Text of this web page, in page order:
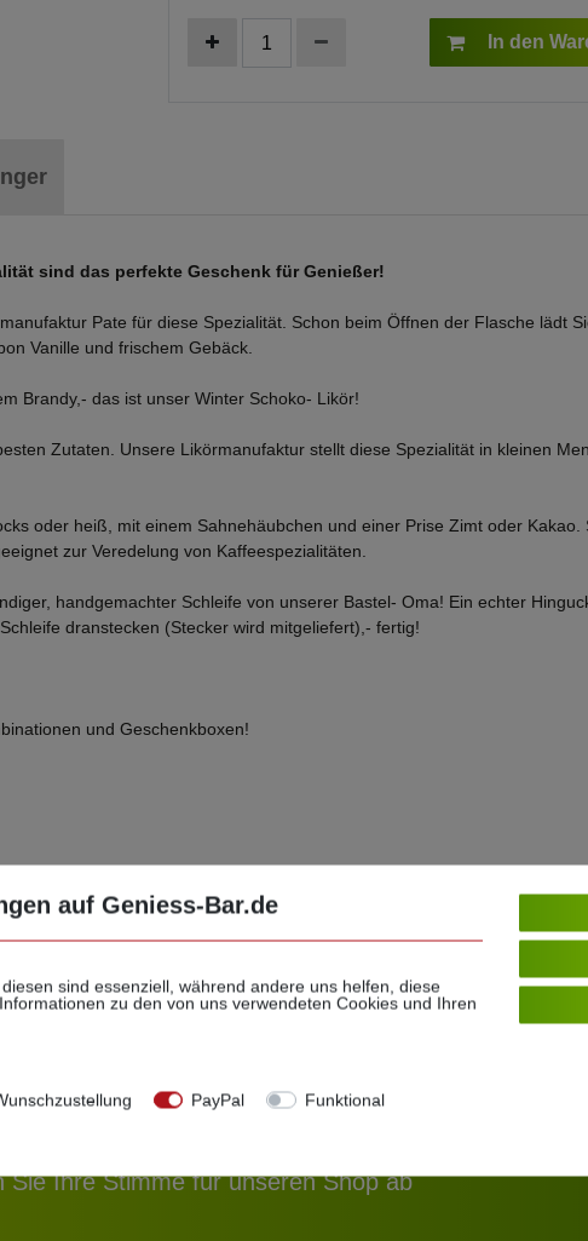
In den
sind das perfekte Geschenk für Genießer!
Pate für diese Spezialität. Schon beim Öffnen der Flasche lädt
Vanille und frischem Gebäck.
Brandy,- das ist unser Winter Schoko- Likör!
Zutaten. Unsere Likörmanufaktur stellt diese Spezialität in kleinen
oder heiß, mit einem Sahnehäubchen und einer Prise Zimt oder
zur Veredelung von Kaffeespezialitäten.
handgemachter Schleife von unserer Bastel- Oma! Ein echter
dranstecken (Stecker wird mitgeliefert),- fertig!
und Geschenkboxen!
Laktose
Meinung zählt!
Sie Ihre Stimme für unseren Shop ab
auf Geniess-Bar.de
sind essenziell, während andere uns helfen, diese
zu den von uns verwendeten Cookies und Ihren
PayPal
Funktional